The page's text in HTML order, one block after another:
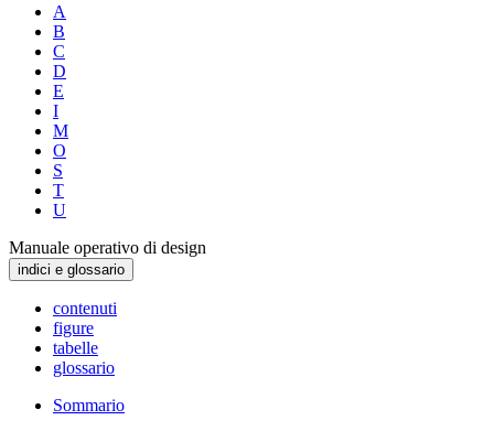
A
B
C
D
E
I
M
O
S
T
U
Manuale operativo di design
indici e glossario
contenuti
figure
tabelle
glossario
Sommario